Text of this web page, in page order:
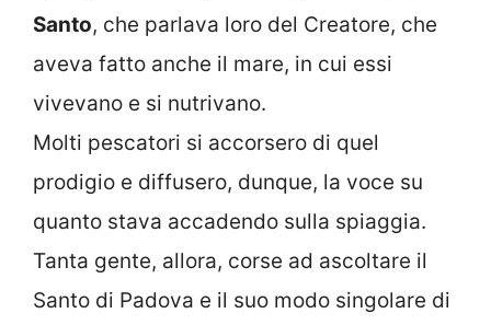
Santo, che parlava loro del Creatore, che
aveva fatto anche il mare, in cui essi
vivevano e si nutrivano.
Molti pescatori si accorsero di quel
prodigio e diffusero, dunque, la voce su
quanto stava accadendo sulla spiaggia.
Tanta gente, allora, corse ad ascoltare il
Santo di Padova e il suo modo singolare di